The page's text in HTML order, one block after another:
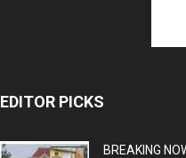
EDITOR PICKS
BREAKING